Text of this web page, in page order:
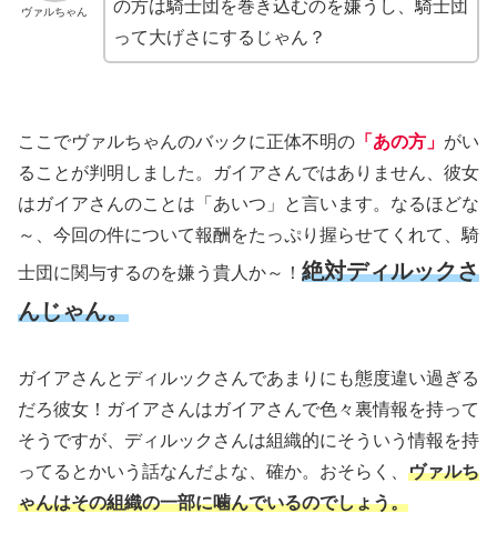
ヴァルちゃん
の方は騎士団を巻き込むのを嫌うし、騎士団
って大げさにするじゃん？
ここでヴァルちゃんのバックに正体不明の 「あの方」 がい
ることが判明しました。ガイアさんではありません、彼女
はガイアさんのことは「あいつ」と言います。なるほどな
～、今回の件について報酬をたっぷり握らせてくれて、騎
士団に関与するのを嫌う貴人か～！ 絶対ディルックさ
んじゃん。
ガイアさんとディルックさんであまりにも態度違い過ぎる
だろ彼女！ガイアさんはガイアさんで色々裏情報を持って
そうですが、ディルックさんは組織的にそういう情報を持
ってるとかいう話なんだよな、確か。おそらく、 ヴァルち
ゃんはその組織の一部に噛んでいるのでしょう。